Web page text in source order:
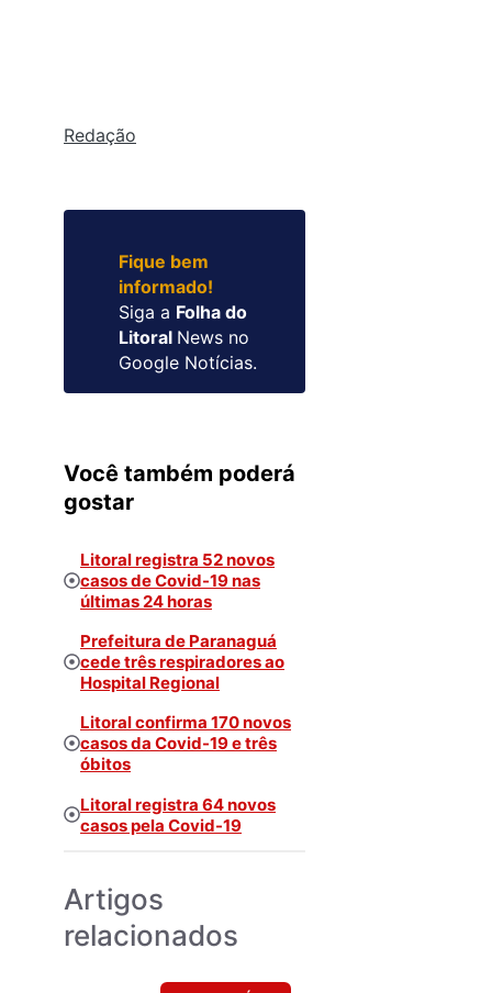
Redação
Fique bem
informado!
Siga a Folha do
Litoral News no
Google Notícias.
Você também poderá
gostar
Litoral registra 52 novos
casos de Covid-19 nas
últimas 24 horas
Prefeitura de Paranaguá
cede três respiradores ao
Hospital Regional
Litoral confirma 170 novos
casos da Covid-19 e três
óbitos
Litoral registra 64 novos
casos pela Covid-19
Artigos
relacionados